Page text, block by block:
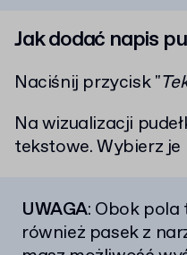
Jak dodać napis
Naciśnij przycisk "
Na wizualizacji
tekstowe. Wybierz
UWAGA: Obok
również pasek z